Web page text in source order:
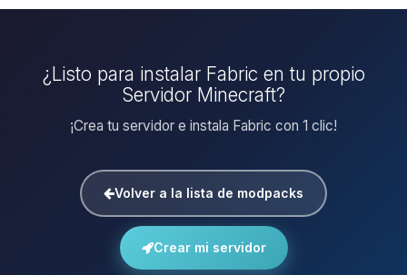
¿Listo para instalar Fabric en tu propio
Servidor Minecraft?
¡Crea tu servidor e instala Fabric con 1 clic!
Volver a la lista de modpacks
Crear mi servidor